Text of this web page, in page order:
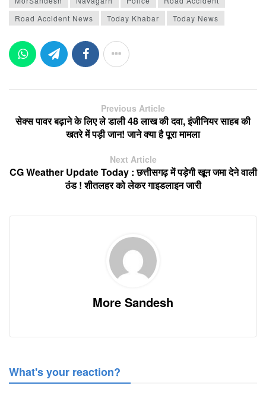
Road Accident News
Today Khabar Today News
Previous Article
सेक्स पावर बढ़ाने के लिए ले डाली 48 लाख की दवा, इंजीनियर साहब की
खतरे में पड़ी जान! जाने क्या है पूरा मामला
Next Article
CG Weather Update Today : छत्तीसगढ़ में पड़ेगी खून जमा देने वाली
ठंड ! शीतलहर को लेकर गाइडलाइन जारी
More Sandesh
What's your reaction?